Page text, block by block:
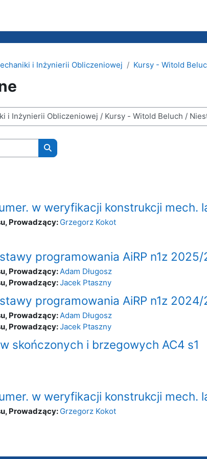
i Inżynierii Obliczeniowej Kursy - Witold
Wyszukaj kursy
w weryfikacji konstrukcji mech.
Prowadzący: Grzegorz Kokot
programowania AiRP n1z 2025/
Prowadzący: Adam Długosz
Prowadzący:Jacek Ptaszny
programowania AiRP n1z 2024/
Prowadzący: Adam Długosz
Prowadzący:Jacek Ptaszny
skończonych i brzegowych AC4 s1
w weryfikacji konstrukcji mech.
Prowadzący: Grzegorz Kokot